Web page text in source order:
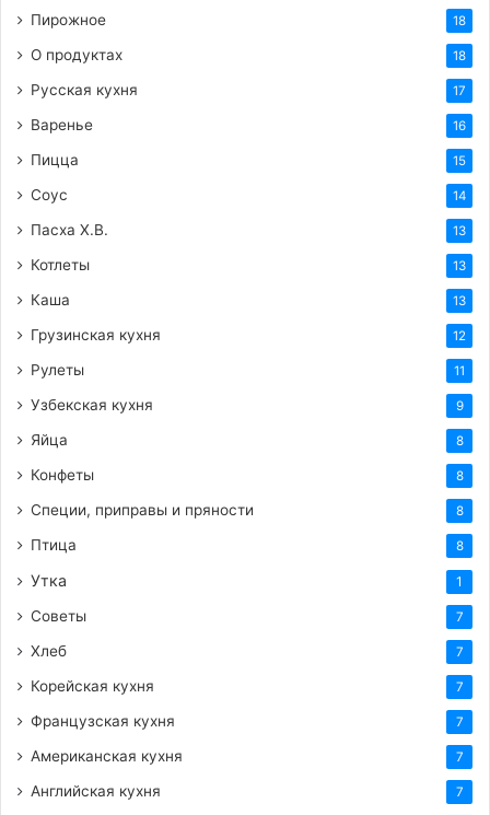
1/2 лимона,
1 ст.л. водки,
2 ст. л. сахарной пудры,
ванилин,
Приготовление:
массы.
всыпать сахарную пудру, добавить взбитую
мешок с насадкой. Отсадить зефир на коврик,
Пирожное 18
О продуктах 18
Русская кухня 17
Варенье 16
Пицца 15
Соус 14
Пасха Х.В. 13
Котлеты 13
Каша 13
Грузинская кухня 12
Рулеты 11
Узбекская кухня 9
Яйца 8
Конфеты 8
Специи, приправы и пряности 8
Птица 8
Утка 1
Советы 7
Хлеб 7
Корейская кухня 7
Французская кухня 7
Американская кухня 7
Английская кухня 7